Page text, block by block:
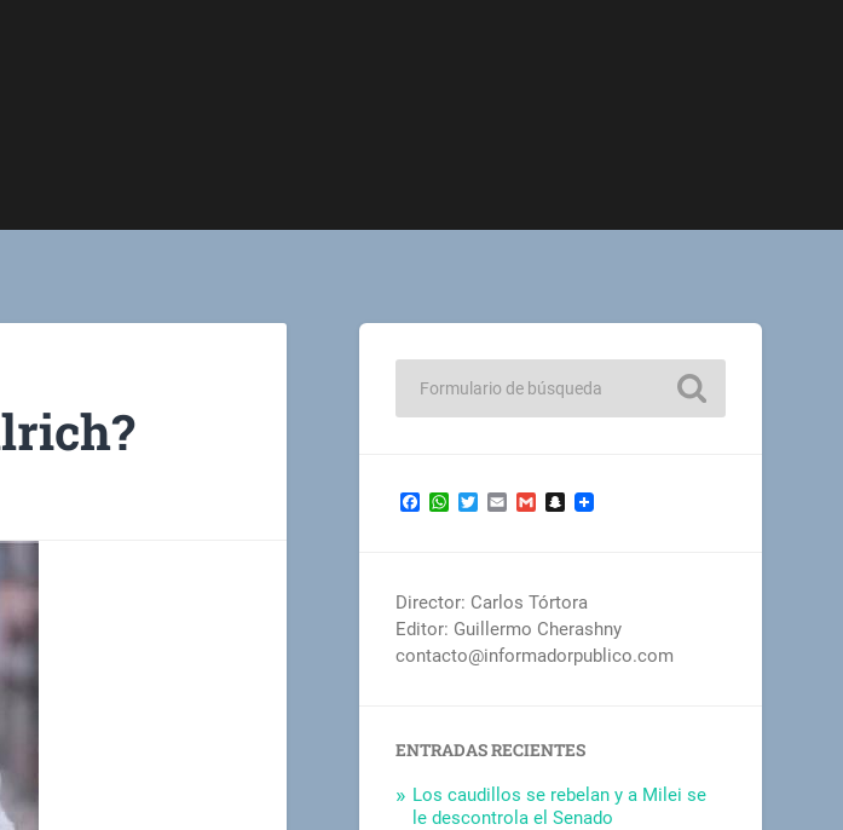
Facebook
WhatsApp
TwitterEmailGmailSnapchat
Director: Carlos Tórtora
Editor: Guillermo Cherashny
contacto@informadorpublico.com
ENTRADAS RECIENTES
Los caudillos se rebelan y a Milei se
le descontrola el Senado